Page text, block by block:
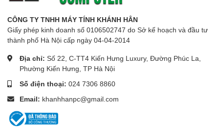
CÔNG TY TNHH MÁY TÍNH KHÁNH HÂN
Giấy phép kinh doanh số 0106502747 do Sở kế hoạch và đầu tư
thành phố Hà Nội cấp ngày 04-04-2014
Địa chỉ: Số 22, C-TT4 Kiến Hưng Luxury, Đường Phúc La,
Phường Kiến Hưng, TP Hà Nội
Số điện thoại: 024 7306 8860
Email: khanhhanpc@gmail.com